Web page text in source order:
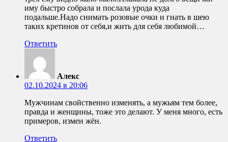
иму быстро собрала и послала урода куда
подальше.Надо снимать розовые очки и гнать в шею
таких кретинов от себя,и жить для себя любимой…
Ответить
Алекс
02.10.2024 в 20:06
Мужчинам свойственно изменять, а мужьям тем более,
правда и женщины, тоже это делают. У меня много, есть
примеров, измен жён.
Ответить